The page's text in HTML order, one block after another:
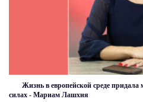
Жизнь в европейской среде придала
силах - Мариам Лашхия